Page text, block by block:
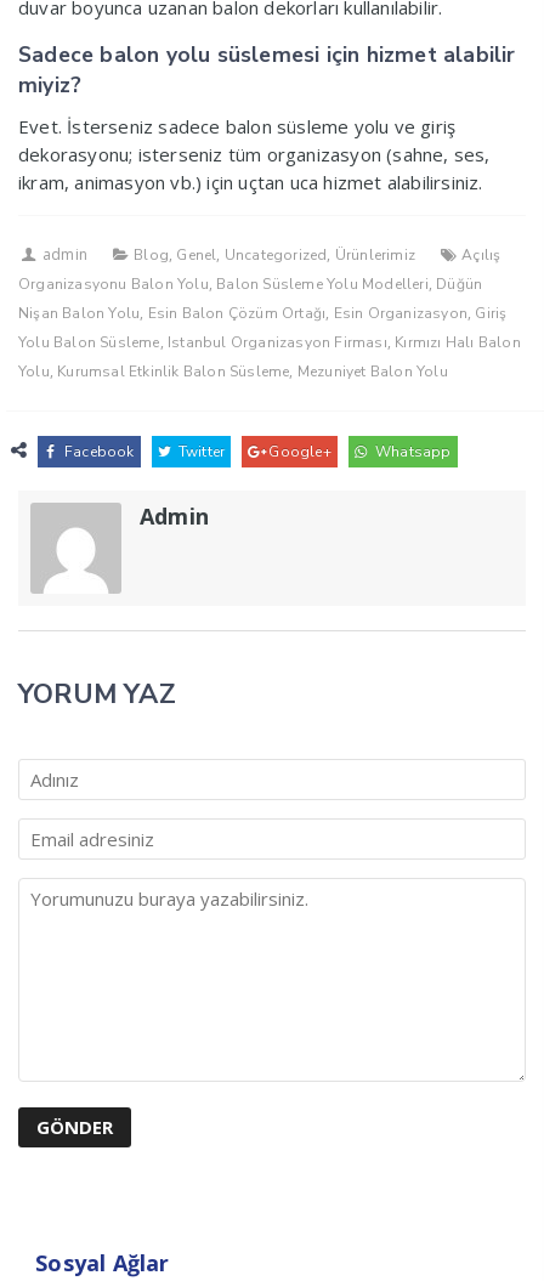
duvar boyunca uzanan balon dekorları kullanılabilir.
Sadece balon yolu süslemesi için hizmet alabilir
miyiz?
Evet. İsterseniz sadece balon süsleme yolu ve giriş
dekorasyonu; isterseniz tüm organizasyon (sahne, ses,
ikram, animasyon vb.) için uçtan uca hizmet alabilirsiniz.
admin Blog, Genel, Uncategorized, Ürünlerimiz
Açılış
Organizasyonu Balon Yolu, Balon Süsleme Yolu Modelleri, Düğün
Nişan Balon Yolu, Esin Balon Çözüm Ortağı, Esin Organizasyon, Giriş
Yolu Balon Süsleme, Istanbul Organizasyon Firması, Kırmızı Halı Balon
Yolu, Kurumsal Etkinlik Balon Süsleme, Mezuniyet Balon Yolu
Facebook Twitter Google+ Whatsapp
Admin
YORUM YAZ
Sosyal Ağlar